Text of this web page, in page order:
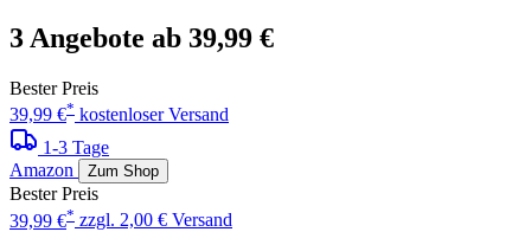
3 Angebote ab 39,99 €
Bester Preis
39,99 €* kostenloser Versand
1-3 Tage
Amazon
Zum Shop
Bester Preis
39,99 €* zzgl. 2,00 € Versand